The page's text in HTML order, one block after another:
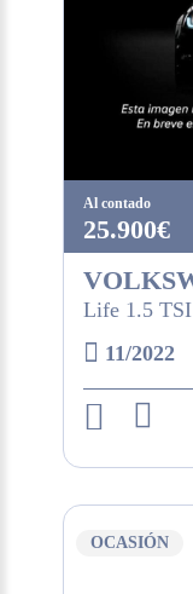
Al contado
25.900€
Life 1.5
11/2022
OCASIÓN